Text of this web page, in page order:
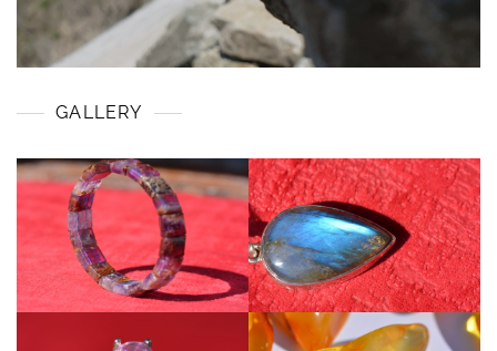
GALLERY